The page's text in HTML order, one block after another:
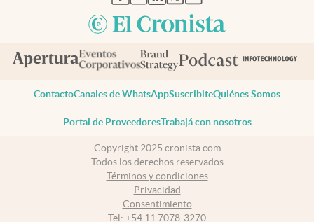
ContactoCanales de WhatsAppSuscribiteQuiénes Somos
Portal de ProveedoresTrabajá con nosotros
Copyright 2025 cronista.com
Todos los derechos reservados
Términos y condiciones
Privacidad
Consentimiento
Tel: +54 11 7078-3270